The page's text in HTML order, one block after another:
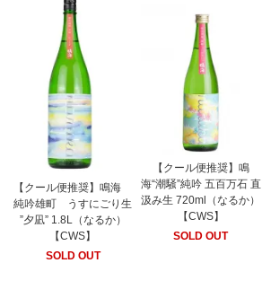
【クール便推奨】鳴海
純吟雄町 うすにごり生
”夕凪” 1.8L（なるか）
【CWS】
SOLD OUT
【クール便推奨】鳴
海“潮騒”純吟 五百万石 直
汲み生 720ml（なるか）
【CWS】
SOLD OUT